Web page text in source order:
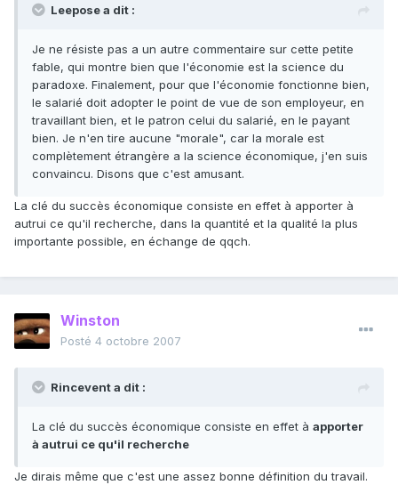
Leepose a dit :
Je ne résiste pas a un autre commentaire sur cette petite
fable, qui montre bien que l'économie est la science du
paradoxe. Finalement, pour que l'économie fonctionne bien,
le salarié doit adopter le point de vue de son employeur, en
travaillant bien, et le patron celui du salarié, en le payant
bien. Je n'en tire aucune "morale", car la morale est
complètement étrangère a la science économique, j'en suis
convaincu. Disons que c'est amusant.
La clé du succès économique consiste en effet à apporter à
autrui ce qu'il recherche, dans la quantité et la qualité la plus
importante possible, en échange de qqch.
Winston
Posté 4 octobre 2007
Rincevent a dit :
La clé du succès économique consiste en effet à apporter
à autrui ce qu'il recherche
Je dirais même que c'est une assez bonne définition du travail.